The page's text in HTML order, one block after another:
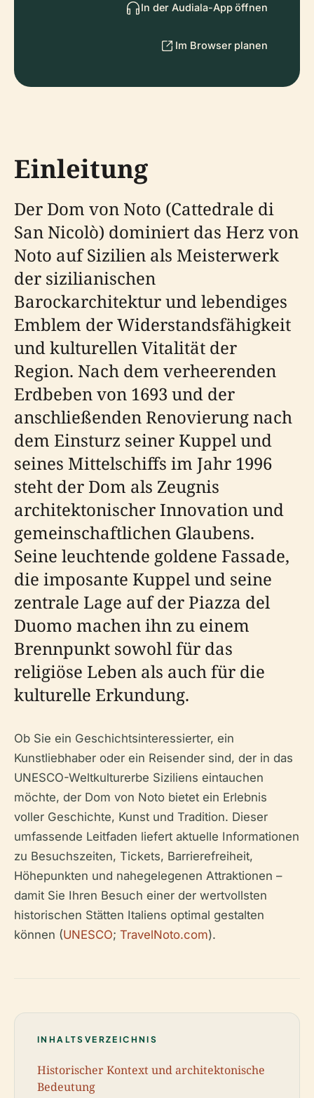
In der Audiala-App öffnen
Im Browser planen
Einleitung
Der Dom von Noto (Cattedrale di
San Nicolò) dominiert das Herz von
Noto auf Sizilien als Meisterwerk
der sizilianischen
Barockarchitektur und lebendiges
Emblem der Widerstandsfähigkeit
und kulturellen Vitalität der
Region. Nach dem verheerenden
Erdbeben von 1693 und der
anschließenden Renovierung nach
dem Einsturz seiner Kuppel und
seines Mittelschiffs im Jahr 1996
steht der Dom als Zeugnis
architektonischer Innovation und
gemeinschaftlichen Glaubens.
Seine leuchtende goldene Fassade,
die imposante Kuppel und seine
zentrale Lage auf der Piazza del
Duomo machen ihn zu einem
Brennpunkt sowohl für das
religiöse Leben als auch für die
kulturelle Erkundung.
Ob Sie ein Geschichtsinteressierter, ein
Kunstliebhaber oder ein Reisender sind, der in das
UNESCO-Weltkulturerbe Siziliens eintauchen
möchte, der Dom von Noto bietet ein Erlebnis
voller Geschichte, Kunst und Tradition. Dieser
umfassende Leitfaden liefert aktuelle Informationen
zu Besuchszeiten, Tickets, Barrierefreiheit,
Höhepunkten und nahegelegenen Attraktionen –
damit Sie Ihren Besuch einer der wertvollsten
historischen Stätten Italiens optimal gestalten
können (UNESCO; TravelNoto.com).
INHALTSVERZEICHNIS
Historischer Kontext und architektonische
Bedeutung